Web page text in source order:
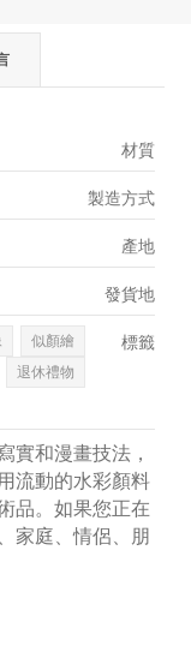
材質
製造方式
產地
發貨地
標籤
似顏繪
退休禮物
實和漫畫技法，
流動的水彩顏料
品。如果您正在
家庭、情侶、朋